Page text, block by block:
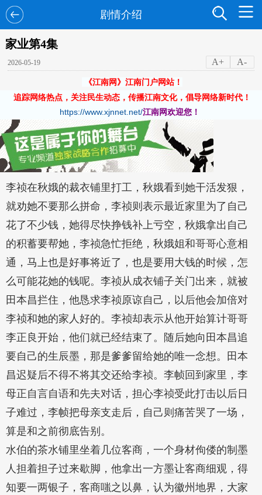
剧情介绍
家业第4集
2026-05-19 A+ A-
《江南网》江南门户网站！
追踪网络热点，关注民生动态，传播江南文化，倡导网络新时代！
https://www.xjnnet.net/江南网欢迎您！
李祯在秋娥的裁衣铺里打工，秋娥看到她干活发狠，
就劝她不要那么拼命，李祯则表示最近家里为了自己
花了不少钱，她得尽快挣钱补上亏空，秋娥拿出自己
的积蓄要帮她，李祯急忙拒绝，秋娥姐和哥哥心意相
通，马上也是好事将近了，也是要用大钱的时候，怎
么可能花她的钱呢。李祯从成衣铺子关门出来，就被
田本昌拦住，他恳求李祯原谅自己，以后他会加倍对
李祯和她的家人好的。李祯却表示从他开始算计哥哥
李正良开始，他们就已经结束了。随后她向田本昌追
要自己的生辰墨，那是爹爹留给她的唯一念想。田本
昌迟疑后不得不将其交还给李祯。李帧回到家里，李
母正自言自语和先夫对话，担心李祯受此打击以后日
子难过，李帧把母亲支走后，自己则痛苦哭了一场，
算是和之前彻底告别。
水伯的茶水铺里坐着几位客商，一个身材佝偻的制墨
人担着担子过来歇脚，他拿出一方墨让客商细观，得
知要一两银子，客商嗤之以鼻，认为徽州地界，大家